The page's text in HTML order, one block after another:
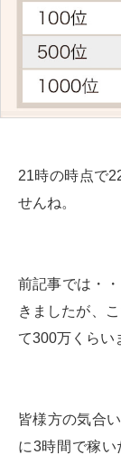
21時の時点で
せんね。
前記事では・
きましたが、
て300万くらい
皆様方の気合
に3時間で稼い